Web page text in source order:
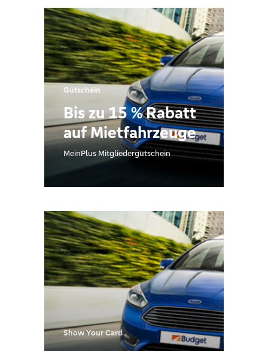
Gutschein
Bis zu 15 % Rabatt
auf Mietfahrzeuge
MeinPlus Mitgliedergutschein
Show Your Card